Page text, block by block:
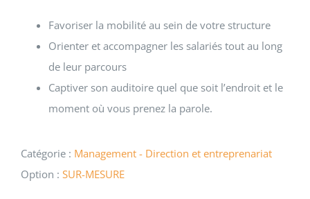
Favoriser la mobilité au sein de votre structure
Orienter et accompagner les salariés tout au long
de leur parcours
Captiver son auditoire quel que soit l’endroit et le
moment où vous prenez la parole.
Catégorie : Management - Direction et entreprenariat
Option : SUR-MESURE